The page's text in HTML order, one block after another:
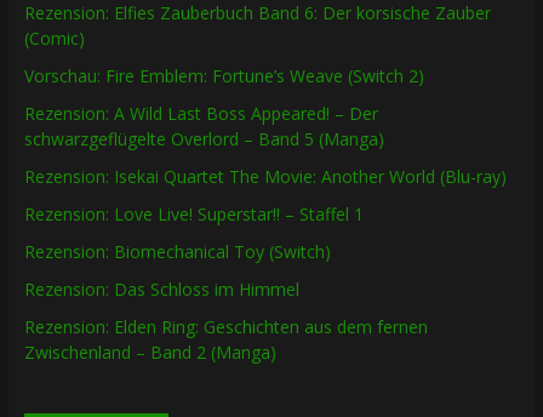
Rezension: Elfies Zauberbuch Band 6: Der korsische Zauber
(Comic)
Vorschau: Fire Emblem: Fortune’s Weave (Switch 2)
Rezension: A Wild Last Boss Appeared! – Der
schwarzgeflügelte Overlord – Band 5 (Manga)
Rezension: Isekai Quartet The Movie: Another World (Blu-ray)
Rezension: Love Live! Superstar!! – Staffel 1
Rezension: Biomechanical Toy (Switch)
Rezension: Das Schloss im Himmel
Rezension: Elden Ring: Geschichten aus dem fernen
Zwischenland – Band 2 (Manga)